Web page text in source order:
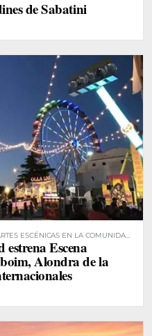
de Sabatini
ESCÉNICAS EN LA COMUNIDAD
Escena
Alondra de la